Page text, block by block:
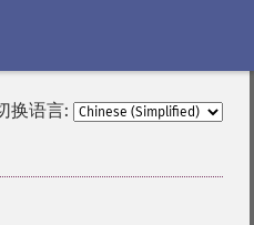
换语言: